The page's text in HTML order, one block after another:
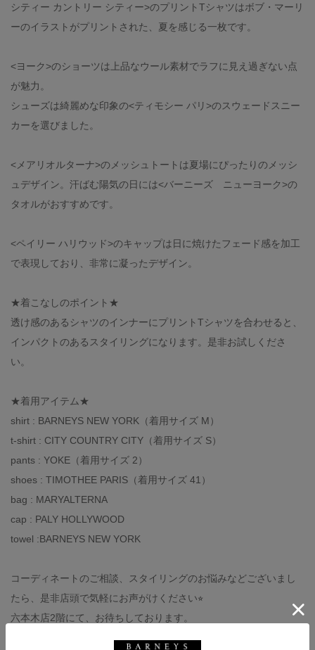
シティー カントリー シティー>のプリントTシャツはボブ・マーリ
ーのイラストがプリントされた、夏を感じる一枚です。
<ヨーク>のショーツは上品なウール素材でラフに見え過ぎない点
が魅力。
シューズは綺麗めな印象の<ティモシー パリ>のスウェードスニー
カーを選びました。
<メアリオルターナ>のメッシュトートは夏場にぴったりのメッシ
ュデザイン。汗ばむ陽気の日には<バーニーズ ニューヨーク>の
タオルがおすすめです。
<ペイリー ハリウッド>のキャップは日に焼けたフェード感を加工
で表現しており、非常に凝ったデザイン。
★着こなしのポイント★
透け感のあるシャツのインナーにプリントTシャツを合わせると、
インパクトのあるスタイリングになります。是非お試しくださ
い。
★着用アイテム★
shirt : BARNEYS NEW YORK（着用サイズ M）
t-shirt : CITY COUNTRY CITY（着用サイズ S）
pants : YOKE（着用サイズ 2）
shoes : TIMOTHEE PARIS（着用サイズ 41）
bag : MARYALTERNA
cap : PALY HOLLYWOOD
towel :BARNEYS NEW YORK
コーディネートのご相談、スタイリングのお悩みなどございまし
たら、是非店頭で気軽にお声がけください⭐︎
六本木店2階にて、お待ちしております。